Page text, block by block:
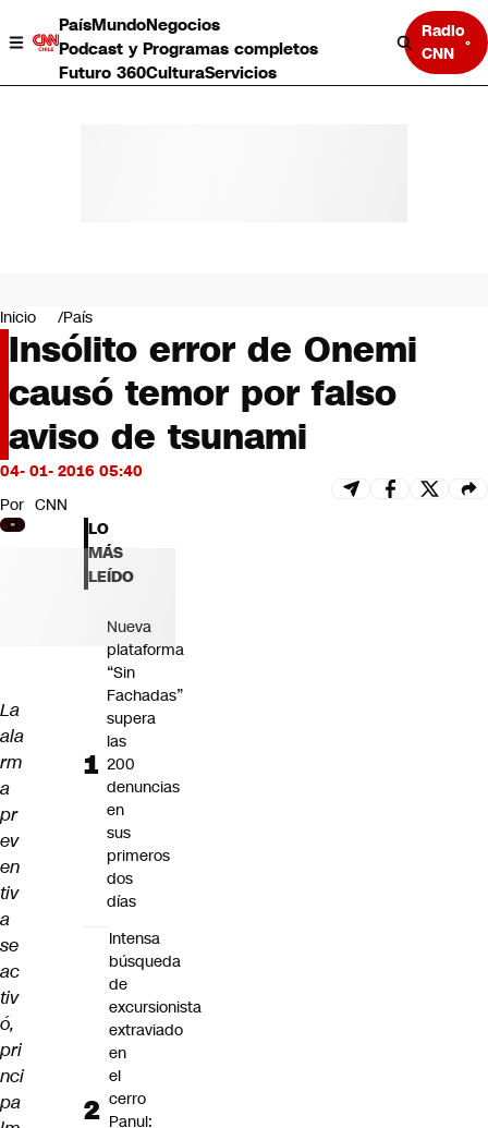
PaísMundoNegocios
Podcast y Programas completos
Futuro 360CulturaServicios
Radio
CNN
Negocios
Deportes
Programas completos
Cultura
Servicios
Bits
CNN tiempo
Futuro 360
Opinión
Inicio País
Insólito error de Onemi
causó temor por falso
aviso de tsunami
04- 01- 2016 05:40
Por CNN
La
ala
rm
a
pr
ev
en
tiv
a
se
ac
tiv
ó,
pri
nci
pa
LO
MÁS
LEÍDO
Nueva
plataforma
“Sin
Fachadas”
supera
las
200
denuncias
en
sus
primeros
dos
días
Intensa
búsqueda
de
excursionista
extraviado
en
el
cerro
Panul: